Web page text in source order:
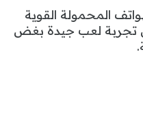
المحمولة القوية
تجربة لعب جيدة بغض